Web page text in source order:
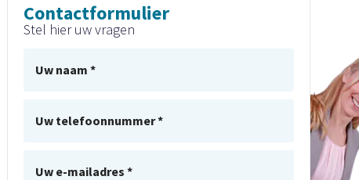
Contactformulier
Stel hier uw vragen
Uw naam *
Uw telefoonnummer *
Uw e-mailadres *